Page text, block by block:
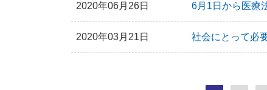
2020年06月26日 6月1日から医療
2020年03月21日 社会にとって必